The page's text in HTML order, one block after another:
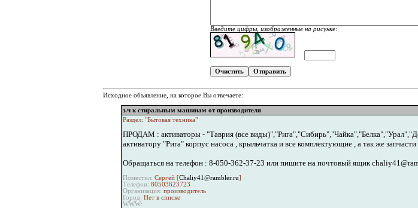
Введите цифры, изображенные на рисунке:
Исходное объявление, на которое Вы отвечаете:
з.ч к стиральным машинам от производителя
Раздел: "Бытовая техника"
ПРОДАМ : активаторы - "Таврия (все
активатору "Рига" корпус насоса , крыльчатка и все комплектующие , а так же
Обращаться на телефон : 8-050-362-37-23 или пишите на почтовый ящик
Поместил: Сергей [Chaliy41@rambler.ru]
Телефон: 80503623723
Организация: производитель
Город: Нет в списке
WWW: